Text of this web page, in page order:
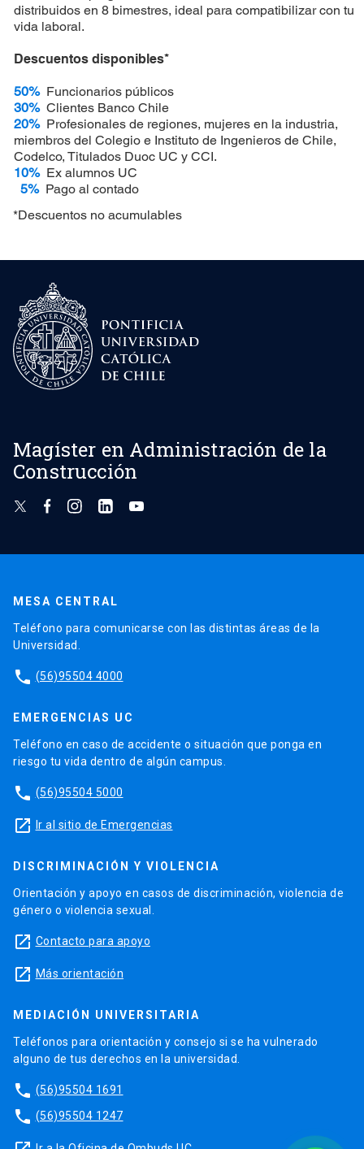
distribuidos en 8 bimestres, ideal para compatibilizar con tu
vida laboral.
Descuentos disponibles*
50%Funcionarios públicos
30% Clientes Banco Chile
20% Profesionales de regiones, mujeres en la industria,
miembros del Colegio e Instituto de Ingenieros de Chile,
Codelco, Titulados Duoc UC y CCI.
10%Ex alumnos UC
5% Pago al contado
*Descuentos no acumulables
Magíster en Administración de la
Construcción
MESA CENTRAL
Teléfono para comunicarse con las distintas áreas de la
Universidad.
phone (56)95504 4000
EMERGENCIAS UC
Teléfono en caso de accidente o situación que ponga en
riesgo tu vida dentro de algún campus.
phone (56)95504 5000
launch Ir al sitio de Emergencias
DISCRIMINACIÓN Y VIOLENCIA
Orientación y apoyo en casos de discriminación, violencia de
género o violencia sexual.
launch Contacto para apoyo
launch Más orientación
MEDIACIÓN UNIVERSITARIA
Teléfonos para orientación y consejo si se ha vulnerado
alguno de tus derechos en la universidad.
phone (56)95504 1691
phone (56)95504 1247